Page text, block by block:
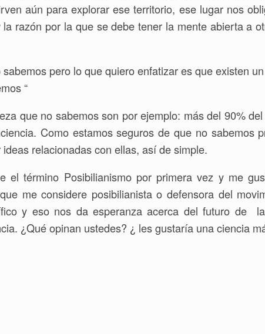
aún para explorar ese territorio, ese lugar nos
razón por la que se debe tener la mente abierta a
pero lo que quiero enfatizar es que existen
“
que no sabemos son por ejemplo: más del 90%
Como estamos seguros de que no sabemos
relacionadas con ellas, así de simple.
el término Posibilianismo por primera vez y me
me considere posibilianista o defensora del
y eso nos da esperanza acerca del futuro de
¿Qué opinan ustedes? ¿ les gustaría una ciencia